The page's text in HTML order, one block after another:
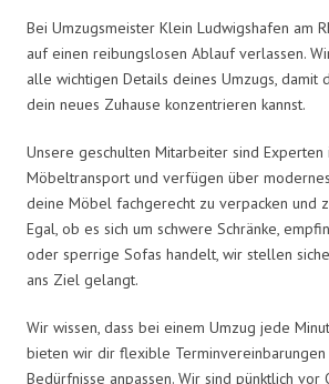
Bei Umzugsmeister Klein Ludwigshafen am
auf einen reibungslosen Ablauf verlassen.
alle wichtigen Details deines Umzugs, damit
dein neues Zuhause konzentrieren kannst.
Unsere geschulten Mitarbeiter sind Experten
Möbeltransport und verfügen über
deine Möbel fachgerecht zu verpacken und
Egal, ob es sich um schwere Schränke,
oder sperrige Sofas handelt, wir stellen
ans Ziel gelangt.
Wir wissen, dass bei einem Umzug jede
bieten wir dir flexible Terminvereinbarungen
Bedürfnisse anpassen. Wir sind pünktlich